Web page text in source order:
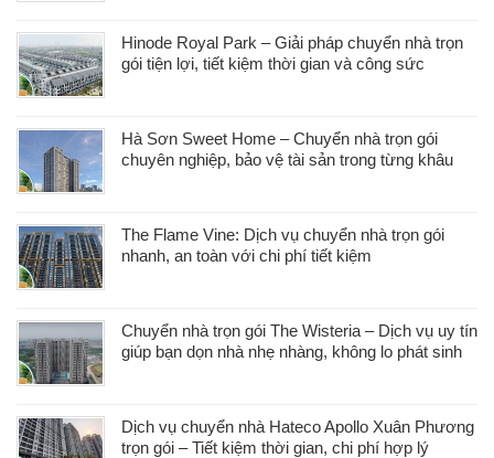
Hinode Royal Park – Giải pháp chuyển nhà trọn
gói tiện lợi, tiết kiệm thời gian và công sức
Hà Sơn Sweet Home – Chuyển nhà trọn gói
chuyên nghiệp, bảo vệ tài sản trong từng khâu
The Flame Vine: Dịch vụ chuyển nhà trọn gói
nhanh, an toàn với chi phí tiết kiệm
Chuyển nhà trọn gói The Wisteria – Dịch vụ uy tín
giúp bạn dọn nhà nhẹ nhàng, không lo phát sinh
Dịch vụ chuyển nhà Hateco Apollo Xuân Phương
trọn gói – Tiết kiệm thời gian, chi phí hợp lý